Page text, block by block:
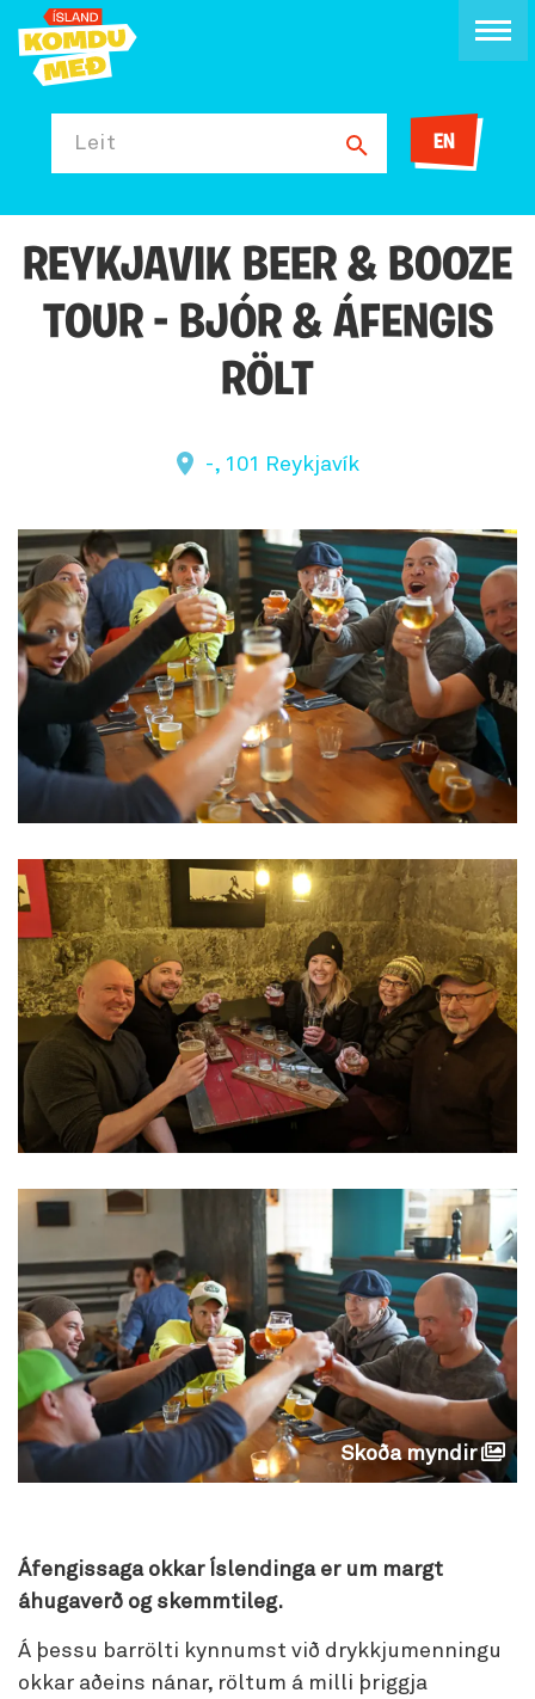
Leit EN
REYKJAVIK BEER & BOOZE
TOUR - BJÓR & ÁFENGIS
RÖLT
-, 101 Reykjavík
Skoða myndir
Áfengissaga okkar Íslendinga er um margt
áhugaverð og skemmtileg.
Á þessu barrölti kynnumst við drykkjumenningu
okkar aðeins nánar, röltum á milli þriggja